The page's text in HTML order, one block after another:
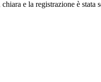
e la registrazione è stata